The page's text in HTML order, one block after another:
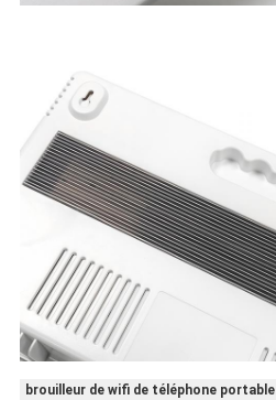
brouilleur de wifi de téléphone portable